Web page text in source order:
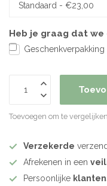
Heb je graag dat
Geschenkverpakking
Toevoegen om te vergelijken
Verzekerde
Afrekenen in een
Persoonlijke